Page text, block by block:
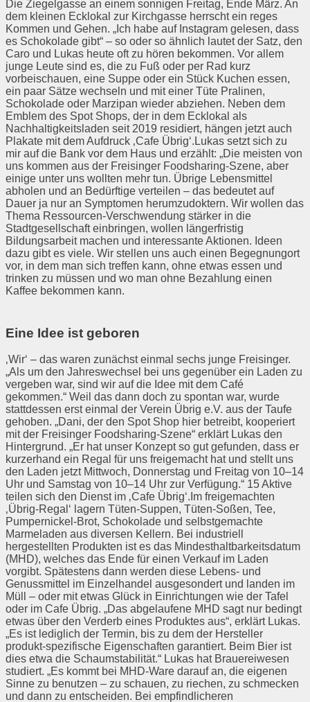
Die Ziegelgasse an einem sonnigen Freitag, Ende März. An
dem kleinen Ecklokal zur Kirchgasse herrscht ein reges
Kommen und Gehen. „Ich habe auf Instagram gelesen, dass
es Schokolade gibt“ – so oder so ähnlich lautet der Satz, den
Caro und Lukas heute oft zu hören bekommen. Vor allem
junge Leute sind es, die zu Fuß oder per Rad kurz
vorbeischauen, eine Suppe oder ein Stück Kuchen essen,
ein paar Sätze wechseln und mit einer Tüte Pralinen,
Schokolade oder Marzipan wieder abziehen. Neben dem
Emblem des Spot Shops, der in dem Ecklokal als
Nachhaltigkeitsladen seit 2019 residiert, hängen jetzt auch
Plakate mit dem Aufdruck ‚Cafe Übrig‘.Lukas setzt sich zu
mir auf die Bank vor dem Haus und erzählt: „Die meisten von
uns kommen aus der Freisinger Foodsharing-Szene, aber
einige unter uns wollten mehr tun. Übrige Lebensmittel
abholen und an Bedürftige verteilen – das bedeutet auf
Dauer ja nur an Symptomen herumzudoktern. Wir wollen das
Thema Ressourcen-Verschwendung stärker in die
Stadtgesellschaft einbringen, wollen längerfristig
Bildungsarbeit machen und interessante Aktionen. Ideen
dazu gibt es viele. Wir stellen uns auch einen Begegnungort
vor, in dem man sich treffen kann, ohne etwas essen und
trinken zu müssen und wo man ohne Bezahlung einen
Kaffee bekommen kann.
Eine Idee ist geboren
‚Wir‘ – das waren zunächst einmal sechs junge Freisinger.
„Als um den Jahreswechsel bei uns gegenüber ein Laden zu
vergeben war, sind wir auf die Idee mit dem Café
gekommen.“ Weil das dann doch zu spontan war, wurde
stattdessen erst einmal der Verein Übrig e.V. aus der Taufe
gehoben. „Dani, der den Spot Shop hier betreibt, kooperiert
mit der Freisinger Foodsharing-Szene“ erklärt Lukas den
Hintergrund. „Er hat unser Konzept so gut gefunden, dass er
kurzerhand ein Regal für uns freigemacht hat und stellt uns
den Laden jetzt Mittwoch, Donnerstag und Freitag von 10–14
Uhr und Samstag von 10–14 Uhr zur Verfügung.“ 15 Aktive
teilen sich den Dienst im ‚Cafe Übrig‘.Im freigemachten
‚Übrig-Regal‘ lagern Tüten-Suppen, Tüten-Soßen, Tee,
Pumpernickel-Brot, Schokolade und selbstgemachte
Marmeladen aus diversen Kellern. Bei industriell
hergestellten Produkten ist es das Mindesthaltbarkeitsdatum
(MHD), welches das Ende für einen Verkauf im Laden
vorgibt. Spätestens dann werden diese Lebens- und
Genussmittel im Einzelhandel ausgesondert und landen im
Müll – oder mit etwas Glück in Einrichtungen wie der Tafel
oder im Cafe Übrig. „Das abgelaufene MHD sagt nur bedingt
etwas über den Verderb eines Produktes aus“, erklärt Lukas.
„Es ist lediglich der Termin, bis zu dem der Hersteller
produkt-spezifische Eigenschaften garantiert. Beim Bier ist
dies etwa die Schaumstabilität.“ Lukas hat Brauereiwesen
studiert. „Es kommt bei MHD-Ware darauf an, die eigenen
Sinne zu benutzen – zu schauen, zu riechen, zu schmecken
und dann zu entscheiden. Bei empfindlicheren